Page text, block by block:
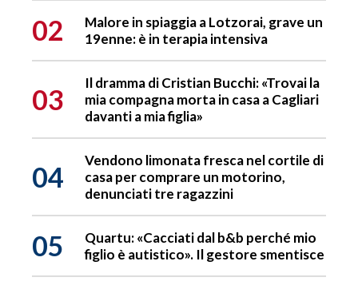
02
Malore in spiaggia a Lotzorai, grave un
19enne: è in terapia intensiva
03
Il dramma di Cristian Bucchi: «Trovai la
mia compagna morta in casa a Cagliari
davanti a mia figlia»
04
Vendono limonata fresca nel cortile di
casa per comprare un motorino,
denunciati tre ragazzini
05
Quartu: «Cacciati dal b&b perché mio
figlio è autistico». Il gestore smentisce